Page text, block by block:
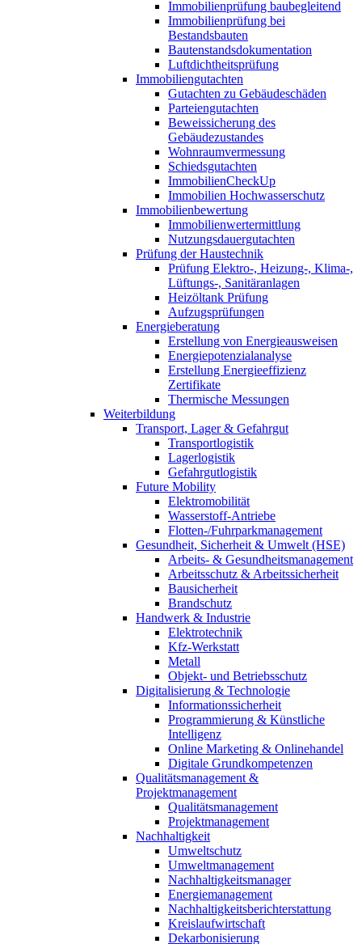
Immobilienprüfung baubegleitend
Immobilienprüfung bei
Bestandsbauten
Bautenstandsdokumentation
Luftdichtheitsprüfung
Immobiliengutachten
Gutachten zu Gebäudeschäden
Parteiengutachten
Beweissicherung des
Gebäudezustandes
Wohnraumvermessung
Schiedsgutachten
ImmobilienCheckUp
Immobilien Hochwasserschutz
Immobilienbewertung
Immobilienwertermittlung
Nutzungsdauergutachten
Prüfung der Haustechnik
Prüfung Elektro-, Heizung-, Klima-,
Lüftungs-, Sanitäranlagen
Heizöltank Prüfung
Aufzugsprüfungen
Energieberatung
Erstellung von Energieausweisen
Energiepotenzialanalyse
Erstellung Energieeffizienz
Zertifikate
Thermische Messungen
Weiterbildung
Transport, Lager & Gefahrgut
Transportlogistik
Lagerlogistik
Gefahrgutlogistik
Future Mobility
Elektromobilität
Wasserstoff-Antriebe
Flotten-/Fuhrparkmanagement
Gesundheit, Sicherheit & Umwelt (HSE)
Arbeits- & Gesundheitsmanagement
Arbeitsschutz & Arbeitssicherheit
Bausicherheit
Brandschutz
Handwerk & Industrie
Elektrotechnik
Kfz-Werkstatt
Metall
Objekt- und Betriebsschutz
Digitalisierung & Technologie
Informationssicherheit
Programmierung & Künstliche
Intelligenz
Online Marketing & Onlinehandel
Digitale Grundkompetenzen
Qualitätsmanagement &
Projektmanagement
Qualitätsmanagement
Projektmanagement
Nachhaltigkeit
Umweltschutz
Umweltmanagement
Nachhaltigkeitsmanager
Energiemanagement
Nachhaltigkeitsberichterstattung
Kreislaufwirtschaft
Dekarbonisierung